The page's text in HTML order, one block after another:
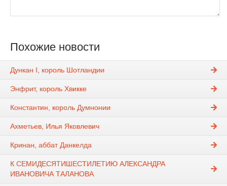
Похожие новости
Дункан I, король Шотландии
Энфрит, король Хвикке
Константин, король Думнонии
Ахметьев, Илья Яковлевич
Кринан, аббат Данкелда
К СЕМИДЕСЯТИШЕСТИЛЕТИЮ АЛЕКСАНДРА
ИВАНОВИЧА ТАЛАНОВА